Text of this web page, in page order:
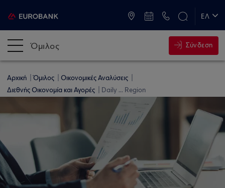
ΕΛ
Όμιλος Σύνδεση
Αρχική Όμιλος
Οικονομικές Αναλύσεις
Διεθνής Οικονομία και Αγορές
Daily ... Region